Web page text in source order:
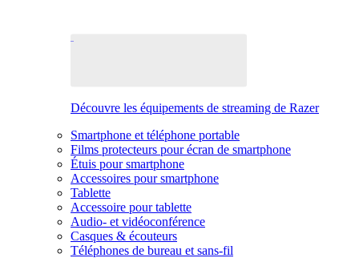
Découvre les équipements de streaming de Razer
Smartphone et téléphone portable
Films protecteurs pour écran de smartphone
Étuis pour smartphone
Accessoires pour smartphone
Tablette
Accessoire pour tablette
Audio- et vidéoconférence
Casques & écouteurs
Téléphones de bureau et sans-fil